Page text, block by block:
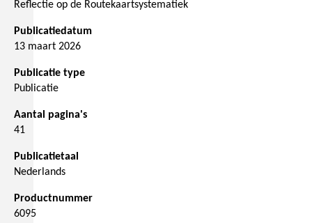
Reflectie op de Routekaartsystematiek
Publicatiedatum
13 maart 2026
Publicatie type
Publicatie
Aantal pagina's
41
Publicatietaal
Nederlands
Productnummer
6095